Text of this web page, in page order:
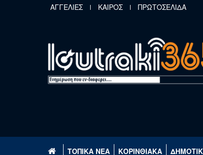
Παράκαμψη προς το κυρίως περιεχόμενο
ΑΓΓΕΛΙΕΣ ΚΑΙΡΟΣ ΠΡΩΤΟΣΕΛΙΔΑ
ΤΟΠΙΚΑ ΝΕΑ ΚΟΡΙΝΘΙΑΚΑ